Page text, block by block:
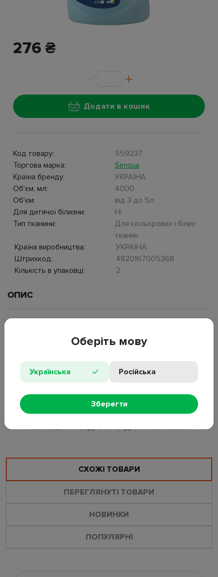
276 ₴
Додати в кошик
Код товару:
559237
Торгова марка:
Sensua
Країна бренду:
УКРАЇНА
Об'єм, мл:
4000
Об'єм:
від 3 до 5л
Для дитячої білизни:
Ні
Тип тканини:
Для кольорових і білих
тканин
Країна виробництва:
УКРАЇНА
Штрихкод:
4820167005368
Кількість в упаковці:
2
ОПИС
Засіб для прання всіх типів тканин та кольорів. Призначений
розроблена формула усуває важкі забруднення та плями,
більшість мікробів та бактерій. Засіб ефективний при низьких
температурах. Під час прання дотримуйтесь рекомендацій
виробників одягу та інструкції з використання пральних
машин.
ЗАЛИШИТИ ВІДГУК ЗАДАТИ ПИТАННЯ
СХОЖІ ТОВАРИ
ПЕРЕГЛЯНУТІ ТОВАРИ
НОВИНКИ
ПОПУЛЯРНІ
Оберіть мову
Українська Російська
Зберегти